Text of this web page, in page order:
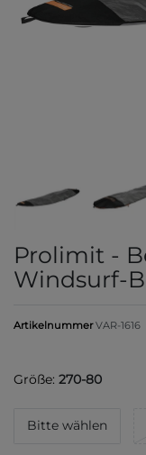
Prolimit -
Windsurf-
ArtikelnummerVAR-1616
Größe: 270-80
Bitte wählen